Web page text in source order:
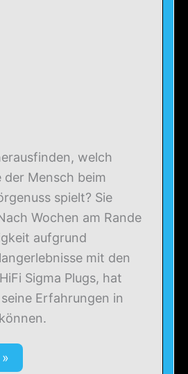
welch
der Mensch beim
spielt? Sie
Wochen am Rande
aufgrund
mit den
Sigma Plugs, hat
Erfahrungen in